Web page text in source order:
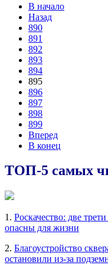
В начало
Назад
890
891
892
893
894
895
896
897
898
899
Вперед
В конец
ТОП-5 самых
1. Роскачество: две
опасны для жизни
2. Благоустройство
остановили из-за